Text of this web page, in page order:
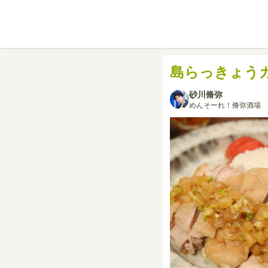
島らっきょう
砂川脩弥
めんそーれ！脩弥酒場